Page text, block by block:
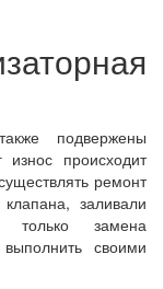
подвержены
происходит
ремонт
заливали
только замена
своими